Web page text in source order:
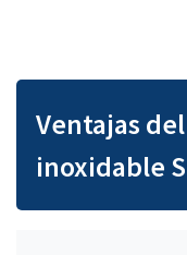
Ventajas
inoxidable